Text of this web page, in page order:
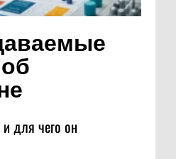
и для чего он